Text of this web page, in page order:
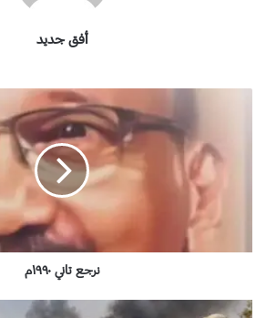
أفق جديد
١
٠
نرجع تاني ١٩٩٠م
ع